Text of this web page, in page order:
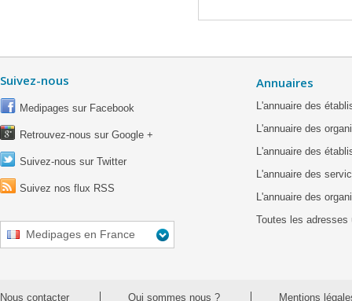
Suivez-nous
Medipages sur Facebook
Retrouvez-nous sur Google +
Suivez-nous sur Twitter
Suivez nos flux RSS
Medipages en France
Annuaires
L'annuaire des
L'annuaire des
L'annuaire des
L'annuaire des
L'annuaire des
Toutes les adresses
Nous contacter Qui sommes nous ? Mentions